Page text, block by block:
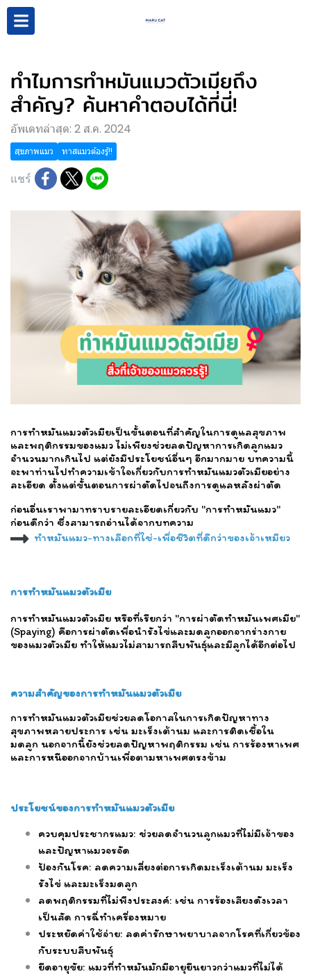
ทำไมการทำหมันแมวตัวเมียถึง
สำคัญ? ค้นหาคำตอบได้ที่นี่!
อัพเดทล่าสุด: 2 ส.ค. 2024
สุขภาพแมว ทาสแมวต้องรู้!!
แชร์
การทำหมันแมวตัวเมียเป็นขั้นตอนที่สำคัญในการดูแลสุขภาพ
และพฤติกรรมของแมว ไม่เพียงช่วยลดปัญหาการเกิดลูกแมว
จำนวนมากเกินไป แต่ยังมีประโยชน์อื่นๆ อีกมากมาย บทความนี้
จะพาท่านไปทำความเข้าใจเกี่ยวกับการทำหมันแมวตัวเมียอย่าง
ละเอียด ตั้งแต่ขั้นตอนการผ่าตัดไปจนถึงการดูแลหลังผ่าตัด
ก่อนอื่นเราพามาทราบรายละเอียดเกี่ยวกับ "การทำหมันแมว"
ก่อนดีกว่า ซึ่งสามารถอ่านได้จากบทความ
ทำหมันแมว-ทางเลือกที่ใช่-เพื่อชีวิตที่ดีกว่าของเจ้าเหมียว
การทำหมันแมวตัวเมีย
การทำหมันแมวตัวเมีย หรือที่เรียกว่า "การผ่าตัดทำหมันเพศเมีย"
(Spaying) คือการผ่าตัดเพื่อนำรังไข่และมดลูกออกจากร่างกาย
ของแมวตัวเมีย ทำให้แมวไม่สามารถสืบพันธุ์และมีลูกได้อีกต่อไป
ความสำคัญของการทำหมันแมวตัวเมีย
การทำหมันแมวตัวเมียช่วยลดโอกาสในการเกิดปัญหาทาง
สุขภาพหลายประการ เช่น มะเร็งเต้านม และการติดเชื้อใน
มดลูก นอกจากนี้ยังช่วยลดปัญหาพฤติกรรม เช่น การร้องหาเพศ
และการหนีออกจากบ้านเพื่อตามหาเพศตรงข้าม
ประโยชน์ของการทำหมันแมวตัวเมีย
ควบคุมประชากรแมว: ช่วยลดจำนวนลูกแมวที่ไม่มีเจ้าของ
และปัญหาแมวจรจัด
ป้องกันโรค: ลดความเสี่ยงต่อการเกิดมะเร็งเต้านม มะเร็ง
รังไข่ และมะเร็งมดลูก
ลดพฤติกรรมที่ไม่พึงประสงค์: เช่น การร้องเสียงดังเวลา
เป็นสัด การฉี่ทำเครื่องหมาย
ประหยัดค่าใช้จ่าย: ลดค่ารักษาพยาบาลจากโรคที่เกี่ยวข้อง
กับระบบสืบพันธุ์
ยืดอายุขัย: แมวที่ทำหมันมักมีอายุยืนยาวกว่าแมวที่ไม่ได้